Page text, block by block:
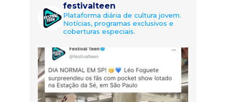
festivalteen
Plataforma diária de cultura jovem.
Notícias, programas exclusivos e
coberturas especiais.